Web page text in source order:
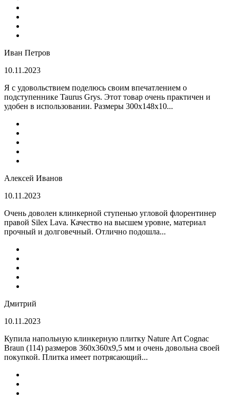
Иван Петров
10.11.2023
Я с удовольствием поделюсь своим впечатлением о
подступеннике Taurus Grys. Этот товар очень практичен и
удобен в использовании. Размеры 300х148х10...
Алексей Иванов
10.11.2023
Очень доволен клинкерной ступенью угловой флорентинер
правой Silex Lava. Качество на высшем уровне, материал
прочный и долговечный. Отлично подошла...
Дмитрий
10.11.2023
Купила напольную клинкерную плитку Nature Art Cognac
Braun (114) размеров 360x360x9,5 мм и очень довольна своей
покупкой. Плитка имеет потрясающий...